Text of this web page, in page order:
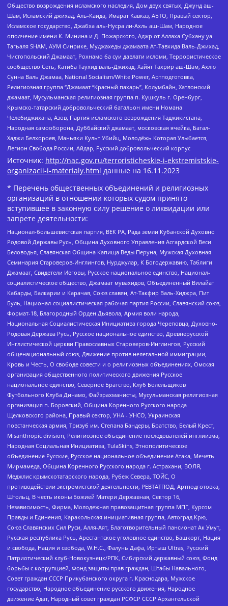
Общество возрождения исламского наследия, Дом двух святых, Джунд аш-
Шам, Исламский джихад, Аль-Каида, Имарат Кавказ, АБТО, Правый сектор,
Исламское государство, Джабха аль-Нусра ли-Ахль аш-Шам, Народное
ополчение имени К. Минина и Д. Пожарского, Аджр от Аллаха Субхану уа
Тагьаля SHAM, АУМ Синрике, Муджахеды джамаата Ат-Тавхида Валь-Джихад,
Чистопольский Джамаат, Рохнамо ба суи давлати исломи, Террористическое
сообщество Сеть, Катиба Таухид валь-Джихад, Хайят Тахрир аш-Шам, Ахлю
Сунна Валь Джамаа, National Socialism/White Power, Артподготовка,
Религиозная группа “Джамаат “Красный пахарь”, Колумбайн, Хатлонский
джамаат, Мусульманская религиозная группа п. Кушкуль г. Оренбург,
Крымско-татарский добровольческий батальон имени Номана
Челебиджихана, Азов, Партия исламского возрождения Таджикистана,
Народная самооборона, Дуббайский джамаат, московская ячейка, Батал-
Хаджи Белхороев, Маньяки Культ Убийц, Молодёжь Которая Улыбается,
Легион Свобода России, Айдар, Русский добровольческий корпус
Источник: http://nac.gov.ru/terroristicheskie-i-ekstremistskie-
organizacii-i-materialy.html данные на 16.11.2023
* Перечень общественных объединений и религиозных
организаций в отношении которых судом принято
вступившее в законную силу решение о ликвидации или
запрете деятельности:
Национал-большевистская партия, ВЕК РА, Рада земли Кубанской Духовно
Родовой Державы Русь, Община Духовного Управления Асгардской Веси
Беловодья, Славянская Община Капища Веды Перуна, Мужская Духовная
Семинария Староверов-Инглингов, Нурджулар, К Богодержавию, Таблиги
Джамаат, Свидетели Иеговы, Русское национальное единство, Национал-
социалистическое общество, Джамаат мувахидов, Объединенный Вилайат
Кабарды, Балкарии и Карачая, Союз славян, Ат-Такфир Валь-Хиджра, Пит
Буль, Национал-социалистическая рабочая партия России, Славянский союз,
Формат-18, Благородный Орден Дьявола, Армия воли народа,
Национальная Социалистическая Инициатива города Череповца, Духовно-
Родовая Держава Русь, Русское национальное единство, Древнерусской
Инглистической церкви Православных Староверов-Инглингов, Русский
общенациональный союз, Движение против нелегальной иммиграции,
Кровь и Честь, О свободе совести и о религиозных объединениях, Омская
организация общественного политического движения Русское
национальное единство, Северное Братство, Клуб Болельщиков
Футбольного Клуба Динамо, Файзрахманисты, Мусульманская религиозная
организация п. Боровский, Община Коренного Русского народа
Щелковского района, Правый сектор, УНА - УНСО, Украинская
повстанческая армия, Тризуб им. Степана Бандеры, Братство, Белый Крест,
Misanthropic division, Религиозное объединение последователей инглиизма,
Народная Социальная Инициатива, TulaSkins, Этнополитическое
объединение Русские, Русское национальное объединение Атака, Мечеть
Мирмамеда, Община Коренного Русского народа г. Астрахани, ВОЛЯ,
Меджлис крымскотатарского народа, Рубеж Севера, ТОЙС, О
противодействии экстремистской деятельности, РЕВТАТПОД, Артподготовка,
Штольц, В честь иконы Божией Матери Державная, Сектор 16,
Независимость, Фирма, Молодежная правозащитная группа МПГ, Курсом
Правды и Единения, Каракольская инициативная группа, Автоград Крю,
Союз Славянских Сил Руси, Алля-Аят, Благотворительный пансионат Ак Умут,
Русская республика Русь, Арестантское уголовное единство, Башкорт, Нация
и свобода, Нация и свобода, W.H.С., Фалунь Дафа, Иртыш Ultras, Русский
Патриотический клуб-Новокузнецк/РПК, Сибирский державный союз, Фонд
борьбы с коррупцией, Фонд защиты прав граждан, Штабы Навального,
Совет граждан СССР Прикубанского округа г. Краснодара, Мужское
государство, Народное объединение русского движения, Народное
движение Адат, Народный совет граждан РСФСР СССР Архангельской